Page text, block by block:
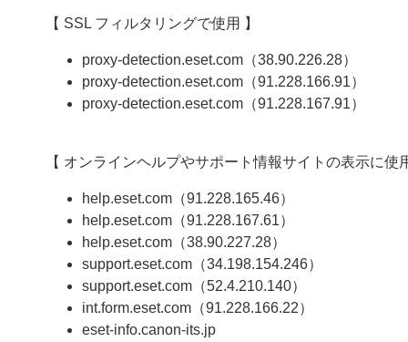
【 SSL フィルタリングで使用 】
proxy-detection.eset.com（38.90.226.28）
proxy-detection.eset.com（91.228.166.91）
proxy-detection.eset.com（91.228.167.91）
【 オンラインヘルプやサポート情報サイトの表示に使
help.eset.com（91.228.165.46）
help.eset.com（91.228.167.61）
help.eset.com（38.90.227.28）
support.eset.com（34.198.154.246）
support.eset.com（52.4.210.140）
int.form.eset.com（91.228.166.22）
eset-info.canon-its.jp